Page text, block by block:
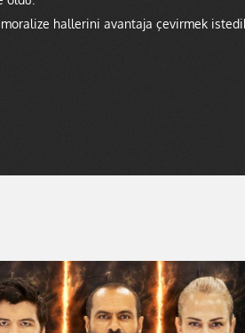
hallerini avantaja çevirmek